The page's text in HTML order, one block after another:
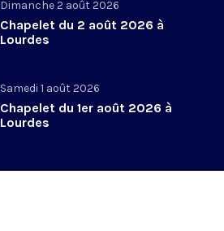
Dimanche 2 août 2026
Chapelet du 2 août 2026 à
Lourdes
Samedi 1 août 2026
Chapelet du 1er août 2026 à
Lourdes